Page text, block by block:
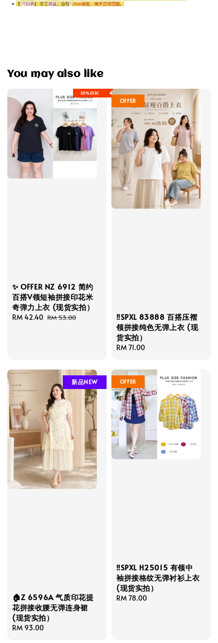
You may also like
20%DISC
✨ OFFER NZ 6912 简约
百搭V领短袖拼接印花米
奇弹力上衣 (现货实拍）
Sale
RM 42.40 Regular
RM 53.00
OFFER
‼️SPXL 83888 百搭压褶
领拼接纯色无弹上衣 (现
货实拍）
Regular
RM 71.00
新品NEW
🏠Z 6596A 气质印花提
花拼接收腰无弹连身裙
(现货实拍）
Regular
RM 93.00
OFFER
‼️SPXL H25015 有领中
袖拼接格纹无弹衬衫上衣
(现货实拍）
Regular
RM 78.00